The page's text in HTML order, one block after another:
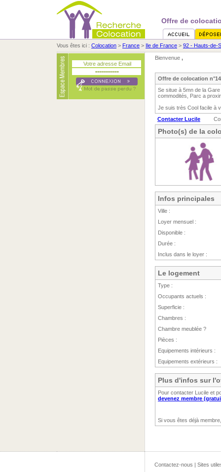
Offre de
Vous êtes ici : Colocation > France > Ile de France > 92 - Hauts-de-
Bienvenue ,
Offre de colocation
Se situe à 5mn de la
commodités, Parc a
Je suis très Cool facile à
Contacter Lucile
Photo(s) de la
Infos principales
Ville :
Loyer mensuel :
Disponible :
Durée :
Inclus dans le loyer :
Le logement
Type :
Occupants actuels :
Superficie :
Chambres :
Chambre meublée ?
Pièces :
Equipements intérieurs :
Equipements extérieurs :
Plus d'infos sur
Pour contacter Lucile et
devenez membre
Si vous êtes déjà
Contactez-nous | Sites